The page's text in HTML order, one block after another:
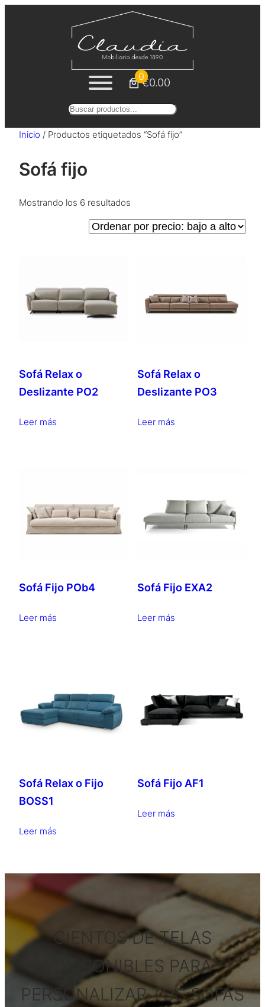
0
€0.00
Buscar
Inicio / Productos etiquetados “Sofá fijo”
Sofá fijo
Mostrando los 6 resultados
por
precio:
Sofá Relax o
Deslizante PO2
Leer más
Sofá Relax o
Deslizante PO3
Leer más
Sofá Fijo POb4
Leer más
Sofá Fijo EXA2
Leer más
Sofá Relax o Fijo
BOSS1
Leer más
Sofá Fijo AF1
Leer más
CIENTOS DE TELAS
DISPONIBLES PARA
PERSONALIZAR TUS SOFÁS